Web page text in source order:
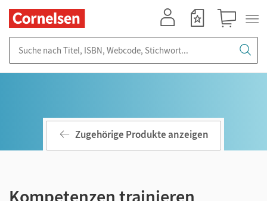
Zugehörige Produkte anzeigen
Kompetenzen trainieren